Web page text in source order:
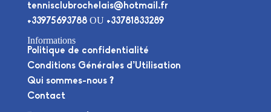
tennisclubrochelais@hotmail.fr
+33975693788OU +33781833289
Informations
Politique de confidentialité
Conditions Générales d’Utilisation
Qui sommes-nous ?
Contact